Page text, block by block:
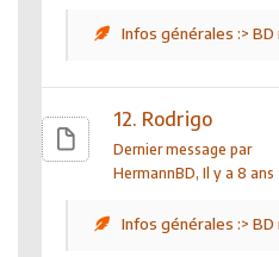
Infos générales :> BD
12. Rodrigo
Dernier message par
HermannBD, Il y a 8 ans
Infos générales :> BD